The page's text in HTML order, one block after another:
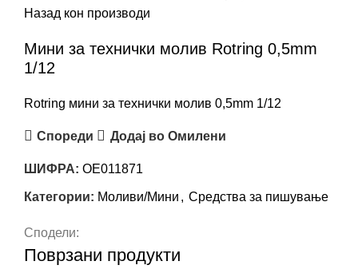
Назад кон производи
Мини за технички молив Rotring 0,5mm
1/12
Rotring мини за технички молив 0,5mm 1/12
Спореди Додај во Омилени
ШИФРА: OE011871
Категории: Моливи/Мини , Средства за пишување
Сподели:
Поврзани продукти